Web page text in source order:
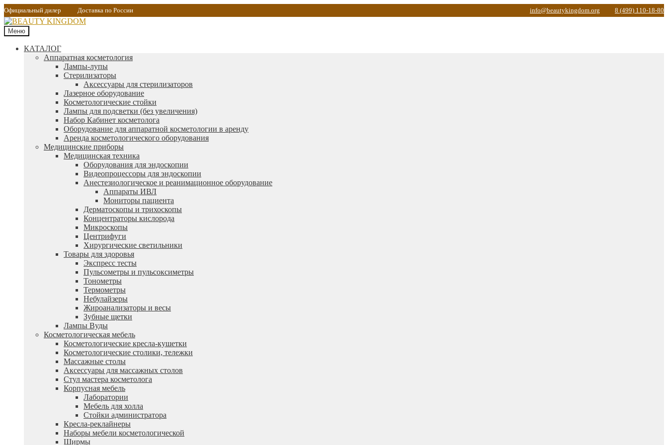
Официальный дилер Доставка по России info@beautykingdom.org 8 (499) 110-18-80
Меню
КАТАЛОГ
Аппаратная косметология
Лампы-лупы
Стерилизаторы
Аксессуары для стерилизаторов
Лазерное оборудование
Косметологические стойки
Лампы для подсветки (без увеличения)
Набор Кабинет косметолога
Оборудование для аппаратной косметологии в аренду
Аренда косметологического оборудования
Медицинские приборы
Медицинская техника
Оборудования для эндоскопии
Видеопроцессоры для эндоскопии
Анестезиологическое и реанимационное оборудование
Аппараты ИВЛ
Мониторы пациента
Дерматоскопы и трихоскопы
Концентраторы кислорода
Микроскопы
Центрифуги
Xирургические светильники
Товары для здоровья
Экспресс тесты
Пульсометры и пульсоксиметры
Тонометры
Термометры
Небулайзеры
Жироанализаторы и весы
Зубные щетки
Лампы Вуды
Косметологическая мебель
Косметологические кресла-кушетки
Косметологические столики, тележки
Массажные столы
Аксессуары для массажных столов
Стул мастера косметолога
Корпусная мебель
Лаборатории
Мебель для холла
Стойки администратора
Кресла-реклайнеры
Наборы мебели косметологической
Ширмы